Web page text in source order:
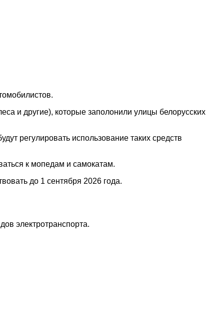
и другие), которые заполонили улицы белорусских
регулировать использование таких средств
к мопедам и самокатам.
до 1 сентября 2026 года.
электротранспорта.